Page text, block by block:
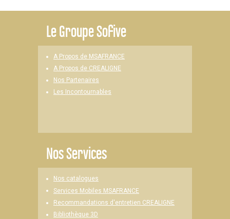
LeGroupe Sofive
A Propos de MSAFRANCE
A Propos de CREALIGNE
Nos Partenaires
Les Incontournables
Nos Services
Nos catalogues
Services Mobiles MSAFRANCE
Recommandations d'entretien CREALIGNE
Bibliothèque 3D